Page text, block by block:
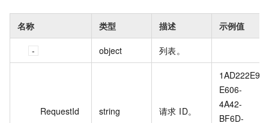
名称 类型 描述 示例值
object 列表。
RequestId string 请求 ID。
1AD222E9-
E606-
4A42-
BF6D-